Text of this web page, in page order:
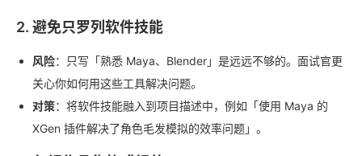
2. 避免只罗列软件技能
风险：只写「熟悉 Maya、Blender」是远远不够的。面试官更
关心你如何用这些工具解决问题。
对策：将软件技能融入到项目描述中，例如「使用 Maya 的
XGen 插件解决了角色毛发模拟的效率问题」。